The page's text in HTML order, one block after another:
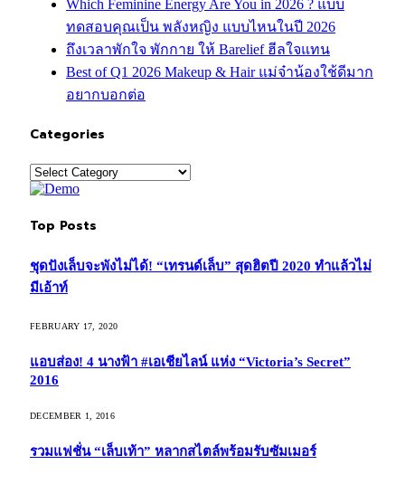
Which Feminine Energy Are You in 2026 ? แบบ
ทดสอบคุณเป็น พลังหญิง แบบไหนในปี 2026
ถึงเวลาพักใจ พักกาย ให้ Barelief ฮีลใจแทน
Best of Q1 2026 Makeup & Hair แม่จ๋าน้องใช้ดีมาก
อยากบอกต่อ
Categories
Categories
Top Posts
ชุดปังเล็บจะพังไม่ได้! “เทรนด์เล็บ” สุดฮิตปี 2020 ทำแล้วไม่
มีเอ้าท์
FEBRUARY 17, 2020
แอบส่อง! 4 นางฟ้า #เอเชียไลน์ แห่ง “Victoria’s Secret”
2016
DECEMBER 1, 2016
รวมแฟชั่น “เล็บเท้า” หลากสไตล์พร้อมรับซัมเมอร์